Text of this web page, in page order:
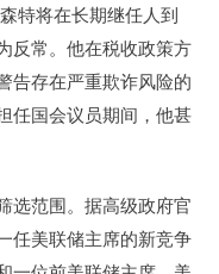
特将在长期继任人到
反常。他在税收政策方
告存在严重欺诈风险的
任国会议员期间，他甚
选范围。据高级政府官
任美联储主席的新竞争